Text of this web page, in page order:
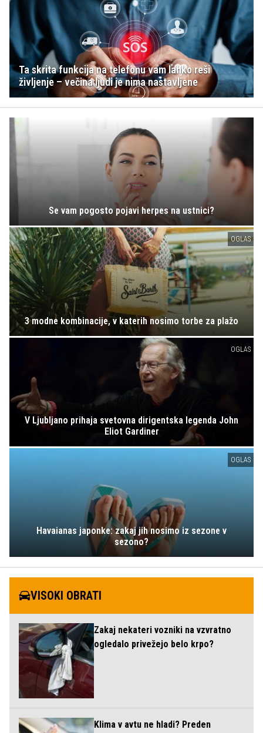
Ta skrita funkcija na telefonu vam lahko reši
življenje – večina ljudi je nima nastavljene
Se vam pogosto pojavi herpes na ustnici?
OGLAS
3 modne kombinacije, v katerih nosimo torbe za plažo
OGLAS
V Ljubljano prihaja svetovna dirigentska legenda John
Eliot Gardiner
OGLAS
Havaianas japonke: zakaj jih nosimo iz sezone v
sezono?
VISOKI OBRATI
Zakaj nekateri vozniki na vzvratno
ogledalo privežejo belo krpo?
Klima v avtu ne hladi? Preden